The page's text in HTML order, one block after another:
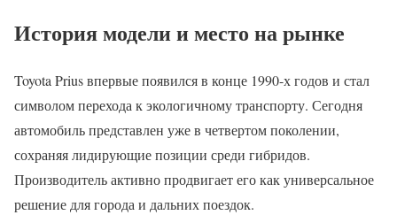
История модели и место на рынке
Toyota Prius впервые появился в конце 1990-х годов и стал
символом перехода к экологичному транспорту. Сегодня
автомобиль представлен уже в четвертом поколении,
сохраняя лидирующие позиции среди гибридов.
Производитель активно продвигает его как универсальное
решение для города и дальних поездок.